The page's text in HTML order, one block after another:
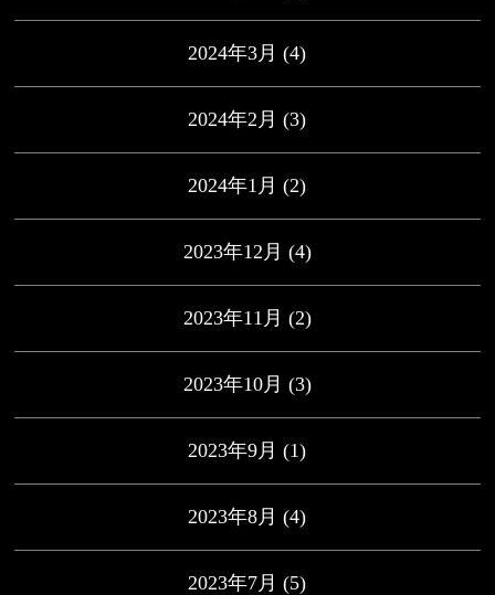
2024年3月 (4)
2024年2月 (3)
2024年1月 (2)
2023年12月 (4)
2023年11月 (2)
2023年10月 (3)
2023年9月 (1)
2023年8月 (4)
2023年7月 (5)